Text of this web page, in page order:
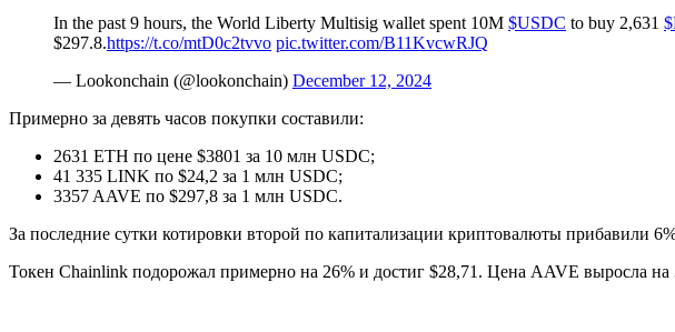
In the past 9 hours, the World Liberty Multisig wallet spent 10M $USDC to buy 2,631
$297.8.https://t.co/mtD0c2tvvo pic.twitter.com/B11KvcwRJQ
— Lookonchain (@lookonchain) December 12, 2024
Примерно за девять часов покупки составили:
2631 ETH по цене $3801 за 10 млн USDC;
41 335 LINK по $24,2 за 1 млн USDC;
3357 AAVE по $297,8 за 1 млн USDC.
За последние сутки котировки второй по капитализации криптовалюты прибавили
Токен Chainlink подорожал примерно на 26% и достиг $28,71. Цена AAVE выросла